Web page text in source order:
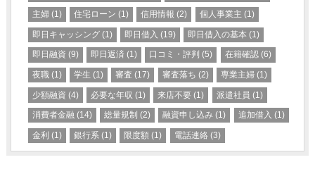
主婦 (1) 住宅ローン (1) 信用情報 (2) 個人事業主 (1)
即日キャッシング (1) 即日借入 (19) 即日借入の基本 (1)
即日融資 (9) 即日返済 (1) 口コミ・評判 (5) 在籍確認(6)
夜職 (1) 学生 (1) 審査 (17) 審査落ち (2) 専業主婦(1)
少額融資 (4) 必要な年収 (1) 来店不要 (1) 派遣社員 (1)
消費者金融 (14) 総量規制 (2) 融資申し込み (1) 追加借入 (1)
金利 (1) 銀行系 (1) 限度額 (1) 電話連絡(3)